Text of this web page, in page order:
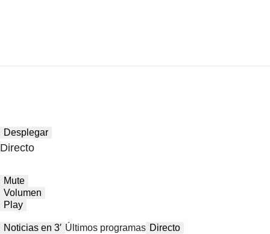
Desplegar
Directo
Mute
Volumen
Play
Noticias en 3′ Últimos programas Directo